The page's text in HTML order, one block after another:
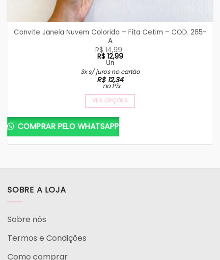
Convite Janela Nuvem Colorido – Fita Cetim – COD. 265-
A
R$14,99
O
preço
original
era:
R$ 14,99.
R$12,99
O
preço
atual
é:
R$ 12,99.
Un
3x s/ juros no cartão
R$12,34
no Pix
VER OPÇÕES
COMPRAR PELO WHATSAPP
SOBRE A LOJA
Sobre nós
Termos e Condições
Como comprar